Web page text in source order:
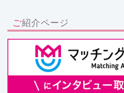
ご紹介ページ